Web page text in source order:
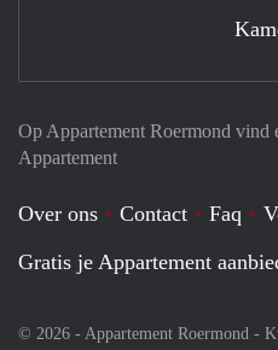
Op Appartement Roermond
Appartement
Over ons Contact Faq
Gratis je Appartement
© 2026 - Appartement Roermond -